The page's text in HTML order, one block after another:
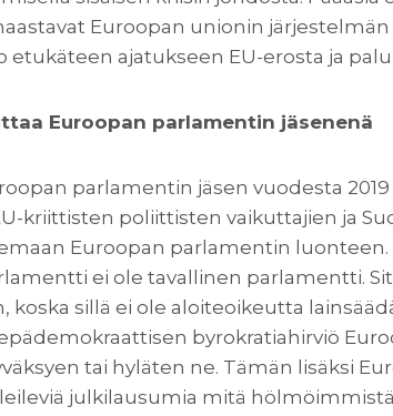
Euroopan unionin
etukäteen ajatukseen EU-erosta ja
Euroopan parlamentin jäsenenä
parlamentin jäsen vuodesta
kriittisten poliittisten vaikuttajien ja
Euroopan parlamentin luonteen.
ei ole tavallinen parlamentti.
koska sillä ei ole aloiteoikeutta
byrokratiahirviö
tai hyläten ne. Tämän lisäksi
julkilausumia mitä